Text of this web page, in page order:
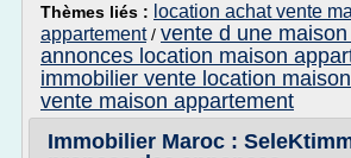
Thèmes liés : location achat vente
appartement/ vente d une
annonces location maison
immobilier vente location maison
vente maison appartement
Immobilier Maroc :